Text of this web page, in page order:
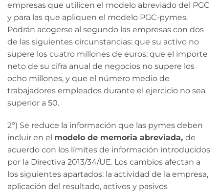
empresas que utilicen el modelo abreviado del PGC
y para las que apliquen el modelo PGC-pymes.
Podrán acogerse al segundo las empresas con dos
de las siguientes circunstancias: que su activo no
supere los cuatro millones de euros; que el importe
neto de su cifra anual de negocios no supere los
ocho millones, y que el número medio de
trabajadores empleados durante el ejercicio no sea
superior a 50.
2º) Se reduce la información que las pymes deben
incluir en el modelo de memoria abreviada, de
acuerdo con los límites de información introducidos
por la Directiva 2013/34/UE. Los cambios afectan a
los siguientes apartados: la actividad de la empresa,
aplicación del resultado, activos y pasivos